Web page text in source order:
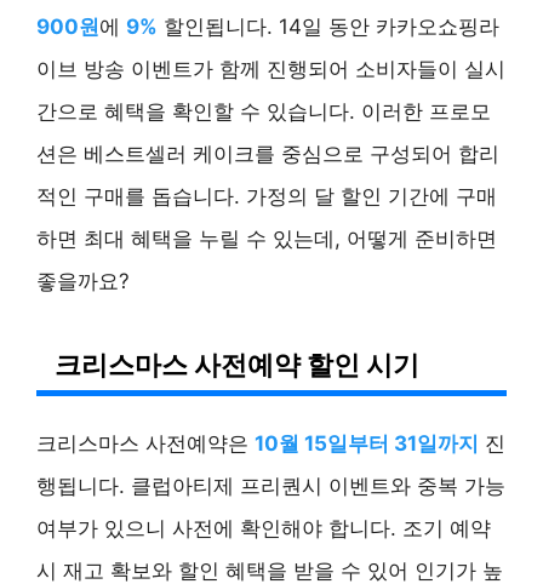
900원에 9% 할인됩니다. 14일 동안 카카오쇼핑라
이브 방송 이벤트가 함께 진행되어 소비자들이 실시
간으로 혜택을 확인할 수 있습니다. 이러한 프로모
션은 베스트셀러 케이크를 중심으로 구성되어 합리
적인 구매를 돕습니다. 가정의 달 할인 기간에 구매
하면 최대 혜택을 누릴 수 있는데, 어떻게 준비하면
좋을까요?
크리스마스 사전예약 할인 시기
크리스마스 사전예약은 10월 15일부터 31일까지 진
행됩니다. 클럽아티제 프리퀀시 이벤트와 중복 가능
여부가 있으니 사전에 확인해야 합니다. 조기 예약
시 재고 확보와 할인 혜택을 받을 수 있어 인기가 높